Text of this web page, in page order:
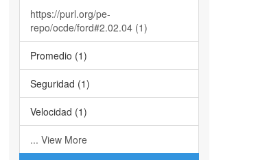
https://purl.org/pe-
repo/ocde/ford#2.02.04 (1)
Promedio (1)
Seguridad (1)
Velocidad (1)
... View More